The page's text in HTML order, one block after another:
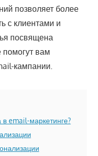
позволяет более
с клиентами и
посвящена
помогут вам
кампании.
email-маркетинге?